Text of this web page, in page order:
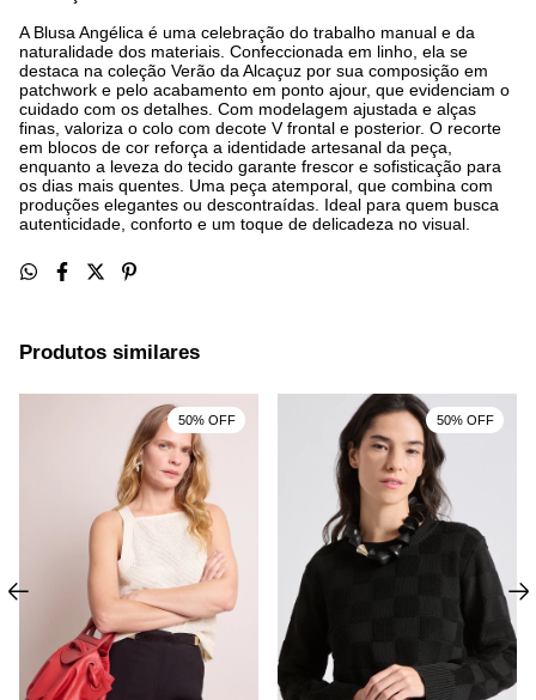
A Blusa Angélica é uma celebração do trabalho manual e da
naturalidade dos materiais. Confeccionada em linho, ela se
destaca na coleção Verão da Alcaçuz por sua composição em
patchwork e pelo acabamento em ponto ajour, que evidenciam o
cuidado com os detalhes. Com modelagem ajustada e alças
finas, valoriza o colo com decote V frontal e posterior. O recorte
em blocos de cor reforça a identidade artesanal da peça,
enquanto a leveza do tecido garante frescor e sofisticação para
os dias mais quentes. Uma peça atemporal, que combina com
produções elegantes ou descontraídas. Ideal para quem busca
autenticidade, conforto e um toque de delicadeza no visual.
Produtos similares
50% OFF 50% OFF